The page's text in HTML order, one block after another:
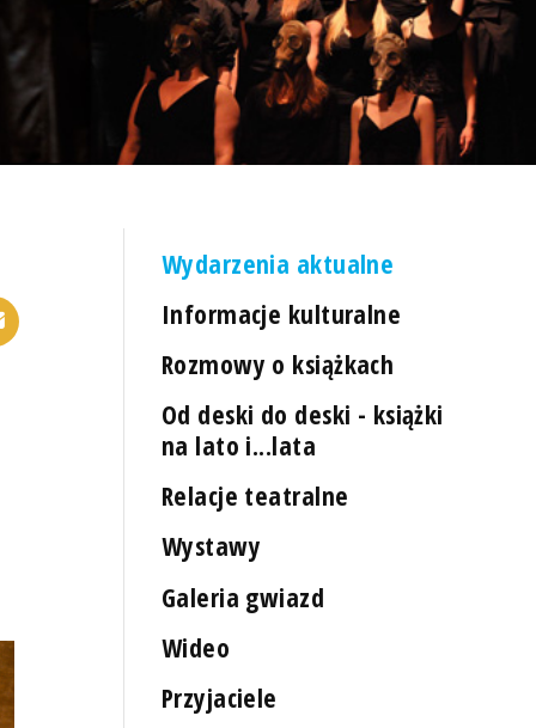
Wydarzenia aktualne
Informacje kulturalne
Rozmowy o książkach
Od deski do deski - książki
na lato i...lata
Relacje teatralne
Wystawy
Galeria gwiazd
Wideo
Przyjaciele